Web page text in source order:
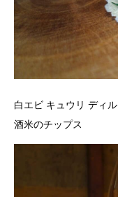
白エビ キュウリ ディル
酒米のチップス